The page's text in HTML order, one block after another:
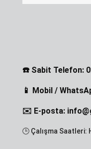
☎️ Sabit Telefon:
📱 Mobil /
✉️ E-posta:
🕒 Çalışma Saatleri: